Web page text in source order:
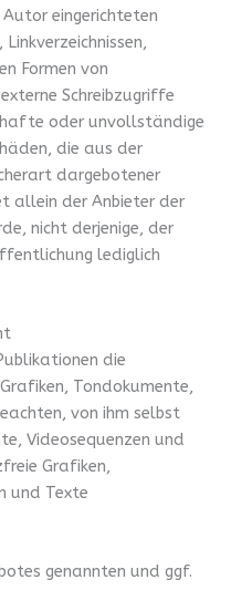
eingerichteten
Formen von
Schreibzugriffe
oder unvollständige
die aus der
dargebotener
allein der Anbieter der
nicht derjenige, der
lediglich
die
Tondokumente,
von ihm selbst
Videosequenzen und
Grafiken,
und Texte
genannten und ggf.